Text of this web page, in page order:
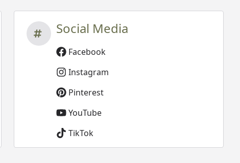
Social Media
Facebook
Instagram
Pinterest
YouTube
TikTok